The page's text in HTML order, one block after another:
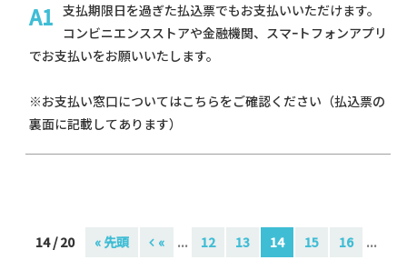
支払期限日を過ぎた払込票でもお支払いいただけます。
コンビニエンスストアや金融機関、 スマｰトフォンアプリ
でお支払いをお願いいたします。
※お支払い窓口についてはこちらをご確認ください（払込票の
裏面に記載してあります）
14 / 20 « 先頭 « ... 12 13 14 15 16
...